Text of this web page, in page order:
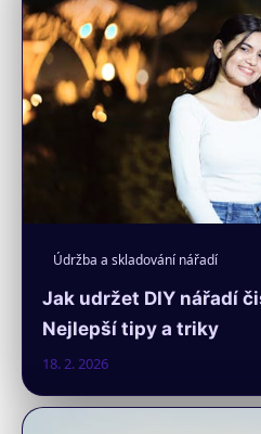
Údržba a skladování nářadí
Jak udržet DIY nářadí
Nejlepší tipy a triky
18. 2. 2026